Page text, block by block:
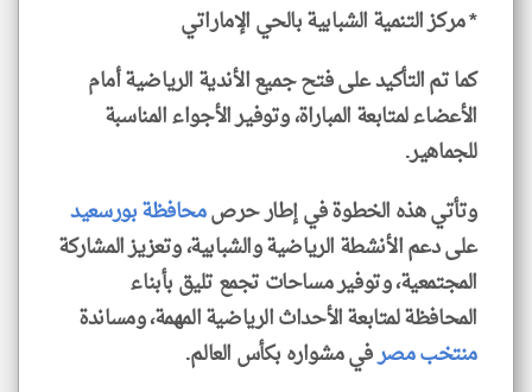
* مركز التنمية الشبابية بالحي الإماراتي
كما تم التأكيد على فتح جميع الأندية الرياضية أمام
الأعضاء لمتابعة المباراة، وتوفير الأجواء المناسبة
للجماهير.
وتأتي هذه الخطوة في إطار حرصمحافظة بورسعيد
على دعم الأنشطة الرياضية والشبابية، وتعزيز المشاركة
المجتمعية، وتوفير مساحات تجمع تليق بأبناء
المحافظة لمتابعة الأحداث الرياضية المهمة، ومساندة
منتخب مصرفي مشواره بكأس العالم.